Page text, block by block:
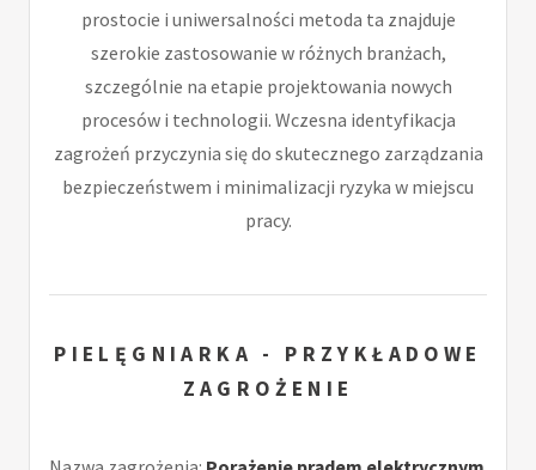
prostocie i uniwersalności metoda ta znajduje
szerokie zastosowanie w różnych branżach,
szczególnie na etapie projektowania nowych
procesów i technologii. Wczesna identyfikacja
zagrożeń przyczynia się do skutecznego zarządzania
bezpieczeństwem i minimalizacji ryzyka w miejscu
pracy.
PIELĘGNIARKA - PRZYKŁADOWE
ZAGROŻENIE